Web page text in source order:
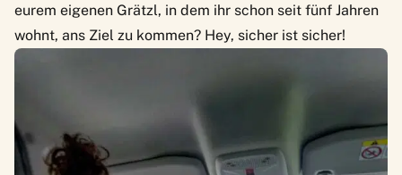
eurem eigenen Grätzl, in dem ihr schon seit fünf Jahren
wohnt, ans Ziel zu kommen? Hey, sicher ist sicher!